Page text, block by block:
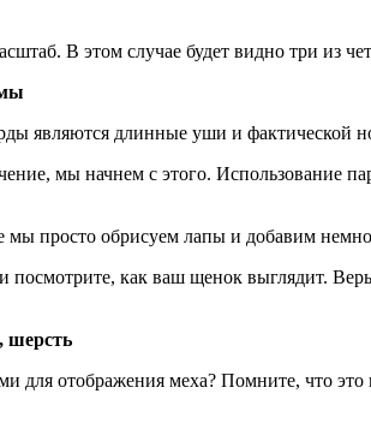
В этом случае будет видно три из
являются длинные уши и фактической
мы начнем с этого. Использование
мы просто обрисуем лапы и добавим
посмотрите, как ваш щенок выглядит.
шерсть
для отображения меха? Помните, что это